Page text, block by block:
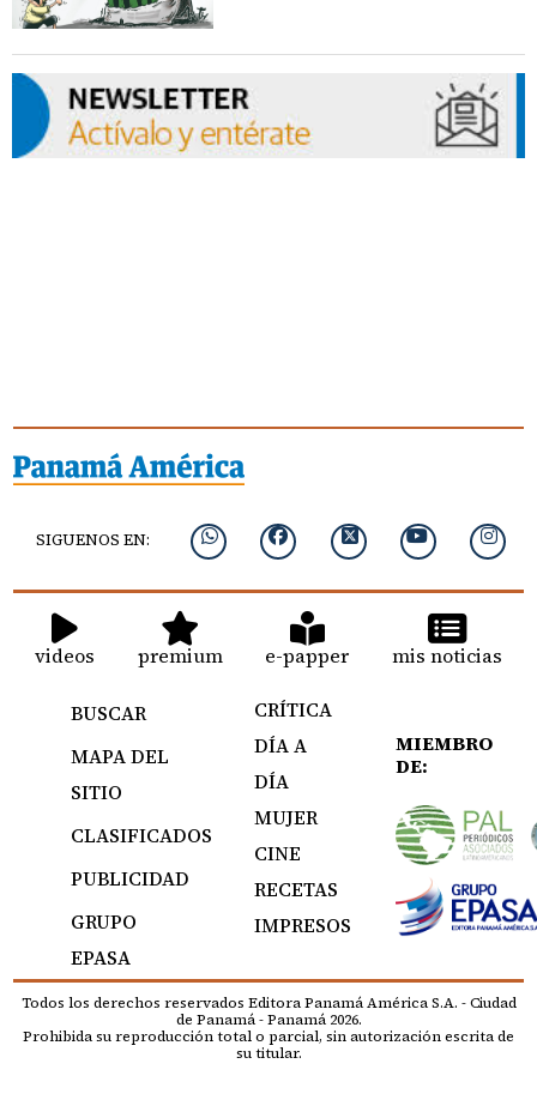
SIGUENOS EN:
videos premium e-papper mis noticias
BUSCAR
MAPA DEL
SITIO
CLASIFICADOS
PUBLICIDAD
GRUPO
EPASA
CRÍTICA
DÍA A
DÍA
MUJER
CINE
RECETAS
IMPRESOS
MIEMBRO
DE:
Todos los derechos reservados Editora Panamá América S.A. - Ciudad
de Panamá - Panamá 2026.
Prohibida su reproducción total o parcial, sin autorización escrita de
su titular.